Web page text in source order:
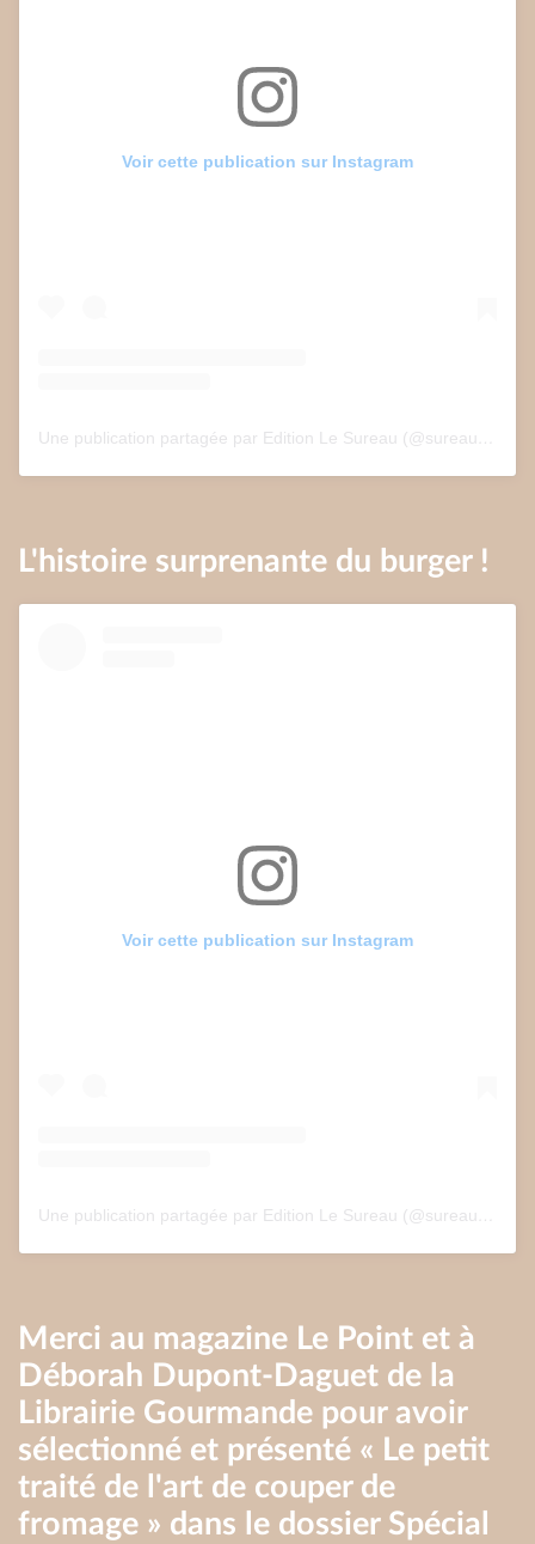
Voir cette publication sur Instagram
L'histoire surprenante du burger !
Voir cette publication sur Instagram
Une publication partagée par Edition Le Sureau (@sureau.edition)
Merci au magazine Le Point et à
Déborah Dupont-Daguet de la
Librairie Gourmande pour avoir
sélectionné et présenté « Le petit
traité de l'art de couper de
fromage » dans le dossier Spécial